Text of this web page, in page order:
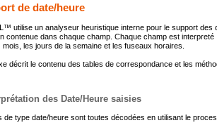
de date/heure
™ utilise un analyseur heuristique interne pour le support
contenue dans chaque champ. Chaque champ est
les jours de la semaine et les fuseaux horaires.
décrit le contenu des tables de correspondance et les
des Date/Heure saisies
de type date/heure sont toutes décodées en utilisant le